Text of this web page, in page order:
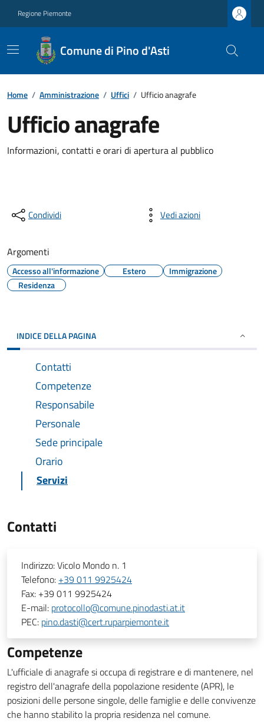
Regione Piemonte
Comune di Pino d'Asti
Home / Amministrazione / Uffici / Ufficio anagrafe
Ufficio anagrafe
Informazioni, contatti e orari di apertura al pubblico
Condividi Vedi azioni
Argomenti
Accesso all'informazione Estero
Immigrazione
Residenza
INDICE DELLA PAGINA
Contatti
Competenze
Responsabile
Personale
Sede principale
Orario
Servizi
Contatti
Indirizzo:Vicolo Mondo n. 1
Telefono: +39 011 9925424
Fax: +39 011 9925424
E-mail: protocollo@comune.pinodasti.at.it
PEC: pino.dasti@cert.ruparpiemonte.it
Competenze
L'ufficiale di anagrafe si occupa di registrare e di mantenere, nel
registro dell'anagrafe della popolazione residente (APR), le
posizioni delle persone singole, delle famiglie e delle convivenze
che hanno stabilito la propria residenza nel comune.